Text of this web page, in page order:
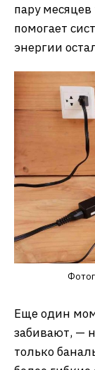
пару
помогает
энергии
Еще один
забивают, —
только